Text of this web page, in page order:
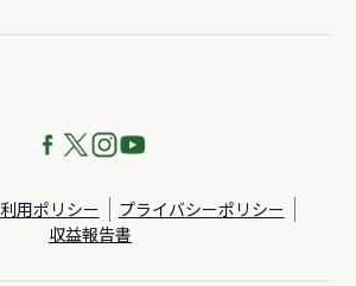
利用ポリシー
プライバシーポリシー
収益報告書